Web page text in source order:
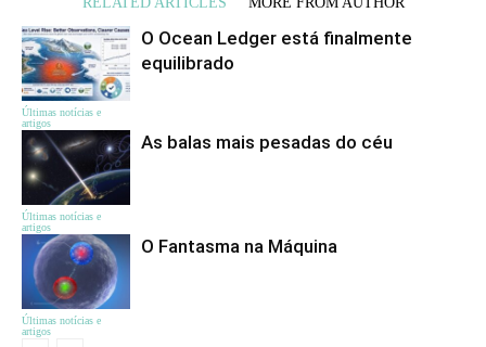
Últimas notícias e
artigos
O Ocean Ledger está finalmente
equilibrado
Últimas notícias e
artigos
As balas mais pesadas do céu
Últimas notícias e
artigos
O Fantasma na Máquina